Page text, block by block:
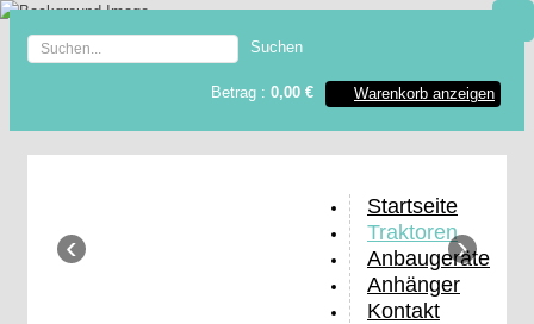
Betrag : 0,00 € Warenkorb anzeigen
Startseite
Traktoren
Anbaugeräte
Anhänger
Kontakt
Anhänger
›
‹